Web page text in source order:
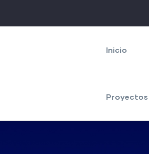
principal
Inicio
Proyectos